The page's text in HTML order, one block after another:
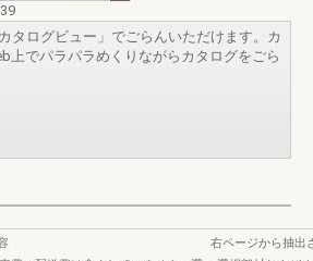
39
タログビュー」でごらんいただけます。カ
上でパラパラめくりながらカタログをごら
右ページから抽出